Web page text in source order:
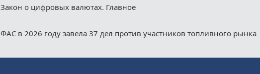
Закон о цифровых валютах. Главное
ФАС в 2026 году завела 37 дел против участников топливного рынка